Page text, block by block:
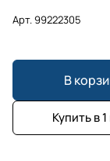
Арт.99222305
В
Купить в